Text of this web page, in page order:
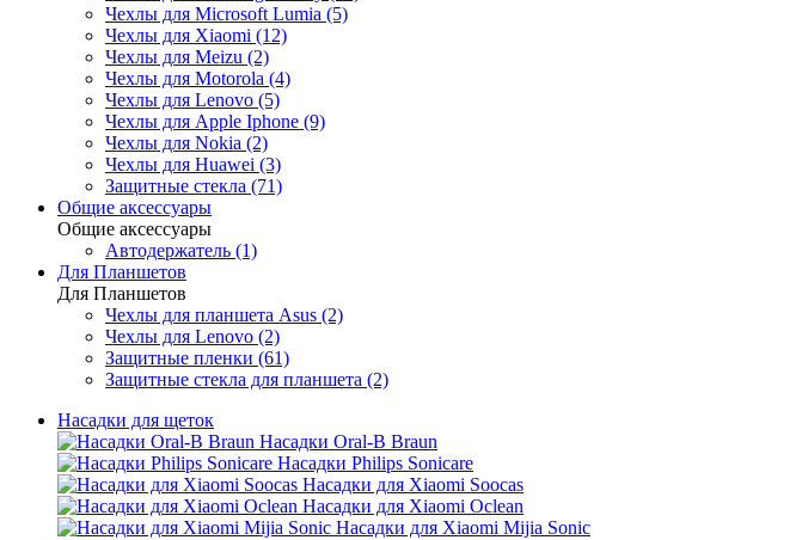
Чехлы для Microsoft Lumia (5)
Чехлы для Xiaomi (12)
Чехлы для Meizu (2)
Чехлы для Motorola (4)
Чехлы для Lenovo (5)
Чехлы для Apple Iphone (9)
Чехлы для Nokia (2)
Чехлы для Huawei (3)
Защитные стекла (71)
Общие аксессуары
Общие аксессуары
Автодержатель (1)
Для Планшетов
Для Планшетов
Чехлы для планшета Asus (2)
Чехлы для Lenovo (2)
Защитные пленки (61)
Защитные стекла для планшета (2)
Насадки для щеток
Насадки Oral-B Braun
Насадки Philips Sonicare
Насадки для Xiaomi Soocas
Насадки для Xiaomi Oclean
Насадки для Xiaomi Mijia Sonic